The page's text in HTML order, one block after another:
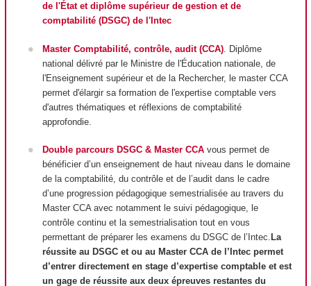
de l'État et diplôme supérieur de gestion et de
comptabilité (DSGC) de l'Intec
Master Comptabilité, contrôle, audit (CCA). Diplôme
national délivré par le Ministre de l'Éducation nationale, de
l'Enseignement supérieur et de la Rechercher, le master CCA
permet d'élargir sa formation de l'expertise comptable vers
d'autres thématiques et réflexions de comptabilité
approfondie.
Double parcours DSGC & Master CCA vous permet de
bénéficier d’un enseignement de haut niveau dans le domaine
de la comptabilité, du contrôle et de l’audit dans le cadre
d’une progression pédagogique semestrialisée au travers du
Master CCA avec notamment le suivi pédagogique, le
contrôle continu et la semestrialisation tout en vous
permettant de préparer les examens du DSGC de l’Intec. La
réussite au DSGC et ou au Master CCA de l’Intec permet
d’entrer directement en stage d’expertise comptable et est
un gage de réussite aux deux épreuves restantes du